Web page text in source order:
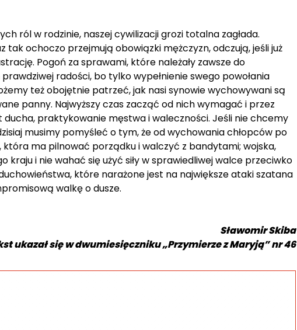
ról w rodzinie, naszej cywilizacji grozi totalna zagłada.
ochoczo przejmują obowiązki mężczyzn, odczują, jeśli już
Pogoń za sprawami, które należały zawsze do
radości, bo tylko wypełnienie swego powołania
też obojętnie patrzeć, jak nasi synowie wychowywani są
panny. Najwyższy czas zacząć od nich wymagać i przez
praktykowanie męstwa i waleczności. Jeśli nie chcemy
musimy pomyśleć o tym, że od wychowania chłopców po
która ma pilnować porządku i walczyć z bandytami; wojska,
i nie wahać się użyć siły w sprawiedliwej walce przeciwko
które narażone jest na największe ataki szatana
walkę o dusze.
Sławomir Skiba
ukazał się w dwumiesięczniku „Przymierze z Maryją”nr 46